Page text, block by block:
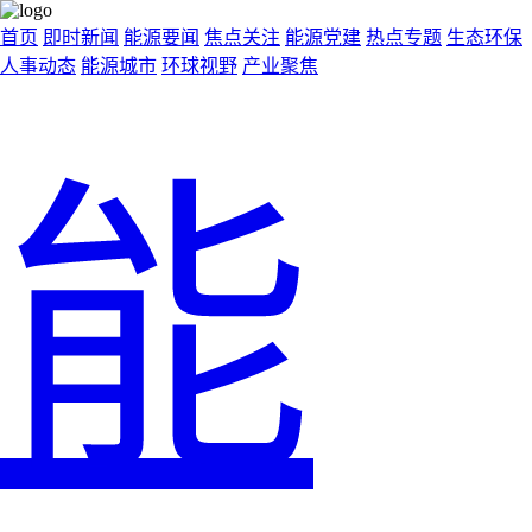
首页 即时新闻 能源要闻 焦点关注 能源党建 热点专题 生态环保
人事动态 能源城市 环球视野 产业聚焦
能